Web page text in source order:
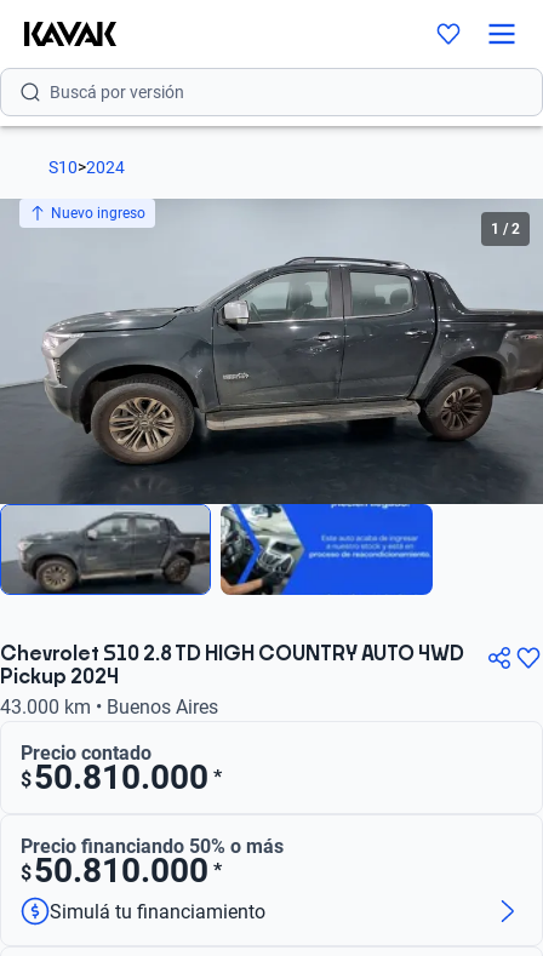
Buscá por modelo
Buscá por versión
Buscá por marca
Buscá por versión
Buscá por año
S10>2024
Nuevo ingreso
1 /2
Chevrolet S10 2.8 TD HIGH COUNTRY AUTO 4WD
Pickup 2024
43.000 km • Buenos Aires
Precio contado
$50.810.000 *
Precio financiando 50% o más
$50.810.000 *
Simulá tu financiamiento